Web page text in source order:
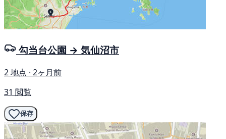
勾当台公園 → 気仙沼市
2 地点 · 2ヶ月前
31 閲覧
保存